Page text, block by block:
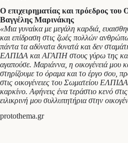
Ο επιχειρηματίας και πρόεδρος του
Βαγγέλης Μαρινάκης
«Μια γυναίκα με μεγάλη καρδιά,
και επίδραση στις ζωές πολλών
πάντα τα αδύνατα δυνατά και δεν
ΕΛΠΙΔΑ και ΑΓΑΠΗ στους γύρω της
αγαπούσε. Μαριάννα, η οικογένειά μου
στηρίζουμε το όραμα και το έργο σου,
στις οικογένειες του Σωματείου
καρκίνο. Αφήνεις ένα τεράστιο κενό
ειλικρινή μου συλλυπητήρια στην
protothema.gr